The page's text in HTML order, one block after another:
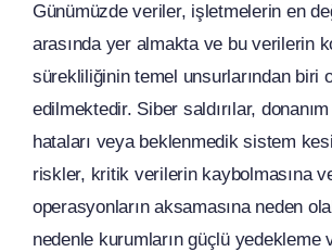
Günümüzde veriler, işletmelerin en
arasında yer almakta ve bu verilerin
sürekliliğinin temel unsurlarından biri
edilmektedir. Siber saldırılar,
hataları veya beklenmedik sistem
riskler, kritik verilerin kaybolmasına
operasyonların aksamasına neden
nedenle kurumların güçlü yedekleme